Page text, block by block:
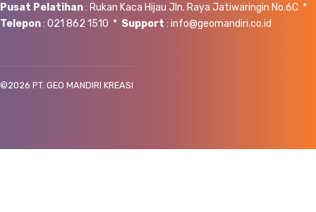
Pusat Pelatihan: Rukan Kaca Hijau Jln. Raya Jatiwaringin No.6C *
Telepon: 021 862 1510 * Support : info@geomandiri.co.id
©2026 PT. GEO MANDIRI KREASI